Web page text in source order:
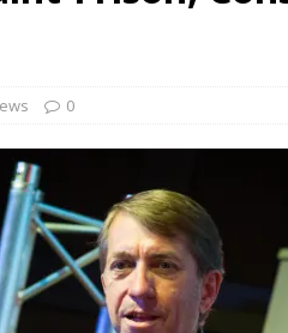
ACTUS
0